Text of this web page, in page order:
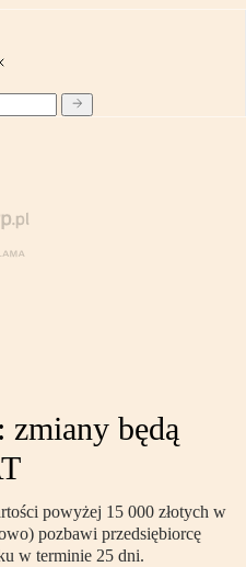
zmiany będą
powyżej 15 000 złotych w
pozbawi przedsiębiorcę
w terminie 25 dni.